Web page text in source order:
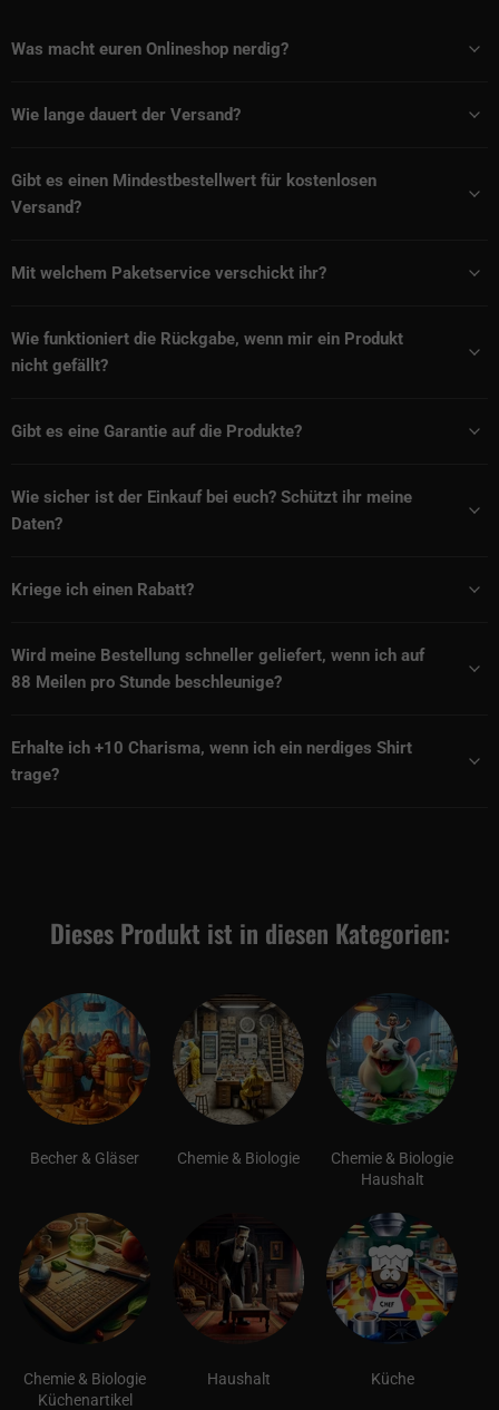
Was macht euren Onlineshop nerdig?
Wie lange dauert der Versand?
Gibt es einen Mindestbestellwert für kostenlosen
Versand?
Mit welchem Paketservice verschickt ihr?
Wie funktioniert die Rückgabe, wenn mir ein Produkt
nicht gefällt?
Gibt es eine Garantie auf die Produkte?
Wie sicher ist der Einkauf bei euch? Schützt ihr meine
Daten?
Kriege ich einen Rabatt?
Wird meine Bestellung schneller geliefert, wenn ich auf
88 Meilen pro Stunde beschleunige?
Erhalte ich +10 Charisma, wenn ich ein nerdiges Shirt
trage?
Dieses Produkt ist in diesen Kategorien:
Becher & Gläser Chemie & Biologie
Chemie & Biologie
Haushalt
Chemie & Biologie
Küchenartikel
Haushalt Küche